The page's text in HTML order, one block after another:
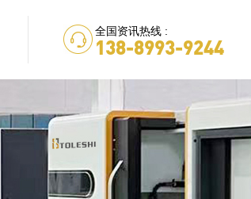
全国资讯热线 :
138-8993-9244